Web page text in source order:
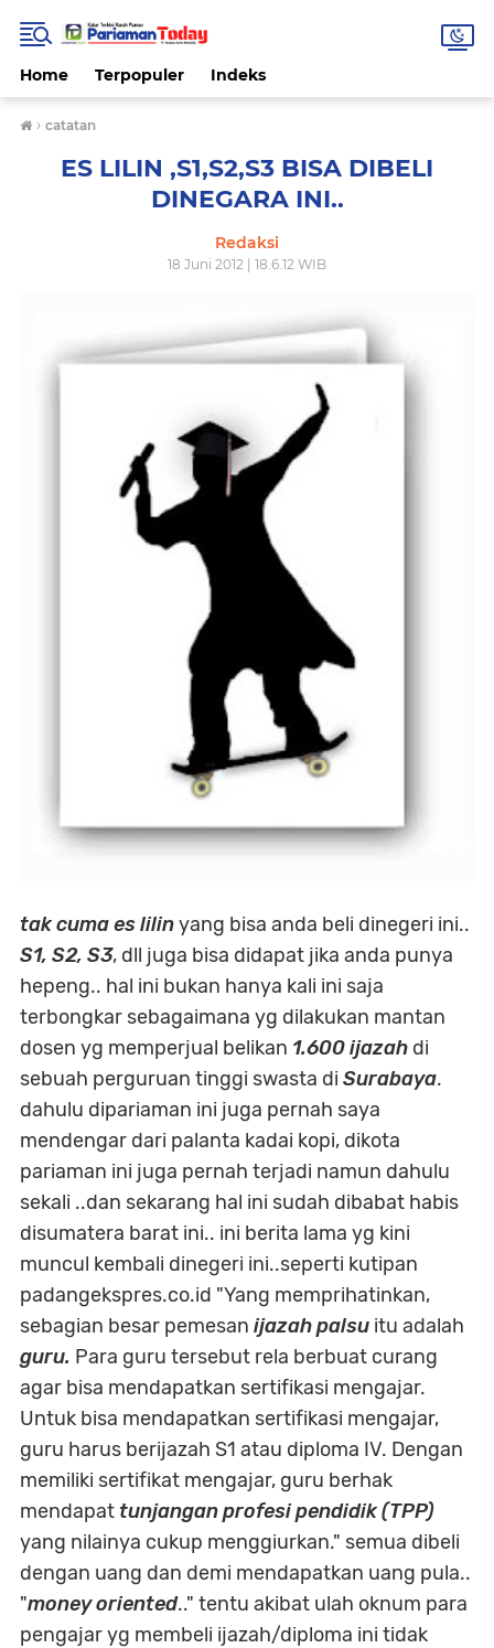
Home Terpopuler Indeks
› catatan
ES LILIN ,S1,S2,S3 BISA DIBELI
DINEGARA INI..
Redaksi
18 Juni 2012 | 18.6.12 WIB
tak cuma es lilinyang bisa anda beli dinegeri ini..
S1, S2, S3, dll juga bisa didapat jika anda punya
hepeng.. hal ini bukan hanya kali ini saja
terbongkar sebagaimana yg dilakukan mantan
dosen yg memperjual belikan 1.600 ijazah di
sebuah perguruan tinggi swasta di Surabaya.
dahulu dipariaman ini juga pernah saya
mendengar dari palanta kadai kopi, dikota
pariaman ini juga pernah terjadi namun dahulu
sekali ..dan sekarang hal ini sudah dibabat habis
disumatera barat ini.. ini berita lama yg kini
muncul kembali dinegeri ini..seperti kutipan
padangekspres.co.id "Yang memprihatinkan,
sebagian besar pemesan ijazah palsu itu adalah
guru. Para guru tersebut rela berbuat curang
agar bisa mendapatkan sertifikasi mengajar.
Untuk bisa mendapatkan sertifikasi mengajar,
guru harus berijazah S1 atau diploma IV. Dengan
memiliki sertifikat mengajar, guru berhak
mendapattunjangan profesi pendidik (TPP)
yang nilainya cukup menggiurkan." semua dibeli
dengan uang dan demi mendapatkan uang pula..
"money oriented.." tentu akibat ulah oknum para
pengajar yg membeli ijazah/diploma ini tidak